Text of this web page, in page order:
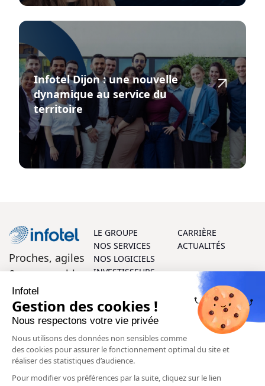
Infotel Dijon : une nouvelle
dynamique au service du
territoire
Proches, agiles
& responsables
LE GROUPE
NOS SERVICES
NOS LOGICIELS
INVESTISSEURS
CARRIÈRE
ACTUALITÉS
On vous aide ?
Parlons ensemble ! Vos questions et vos retours sont les
bienvenus, et notre équipe d’experts se fera un plaisir de
vous aider à chaque étape.
Contactez-nous
Infotel
Gestion des cookies !
Nous respectons votre vie privée
Nous utilisons des données non sensibles comme
des cookies pour assurer le fonctionnement optimal du site et
réaliser des statistiques d’audience.
Pour modifier vos préférences par la suite, cliquez sur le lien